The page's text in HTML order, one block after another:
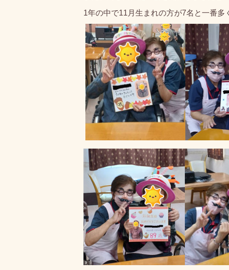
1年の中で11月生まれの方が7名と一番多